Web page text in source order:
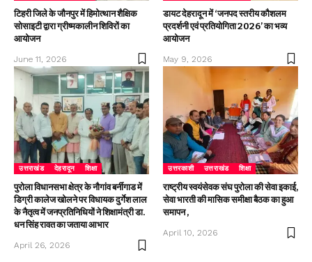
टिहरी जिले के जौनपुर में हिमोत्थान शैक्षिक
सोसाइटी द्वारा ग्रीष्मकालीन शिविरों का
आयोजन
June 11, 2026
डायट देहरादून में ‘जनपद स्तरीय कौशलम
प्रदर्शनी एवं प्रतियोगिता 2026’ का भव्य
आयोजन
May 9, 2026
उत्तराखंड देहरादून शिक्षा
पुरोला विधानसभा क्षेत्र के नौगांव बर्नीगाड में
डिग्री कालेज खोलने पर विधायक दुर्गेश लाल
के नैतृत्व में जनप्रतिनिधियों ने शिक्षामंत्री डा.
धन सिंह रावत का जताया आभार
April 26, 2026
उत्तरकाशी उत्तराखंड शिक्षा
राष्ट्रीय स्वयंसेवक संघ पुरोला की सेवा इकाई,
सेवा भारती की मासिक समीक्षा बैठक का हुआ
समापन ,
April 10, 2026